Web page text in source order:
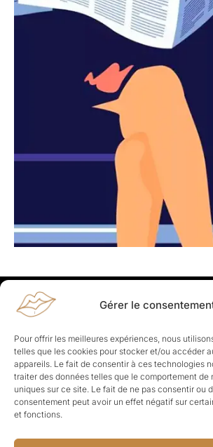
Gérer le
Pour offrir les meilleures expériences, nous
telles que les cookies pour stocker et/ou accéder
appareils. Le fait de consentir à ces technologies
traiter des données telles que le comportement de
uniques sur ce site. Le fait de ne pas consentir ou
consentement peut avoir un effet négatif sur
et fonctions.
Rapporteuses
À propos de Rapporteuses :Rapporteuses, c’est
Parisiennes, bien dans leurs baskets qui aiment
cause, leur apporte et leur rapporte !
Les Topics
Société Politique Business
Lifestyle